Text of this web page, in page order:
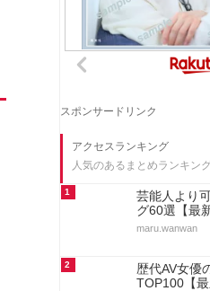
スポンサードリンク
アクセスランキング
人気のあるまとめランキン
1
芸能人より
グ60選【最
maru.wanwan
2
歴代AV女優
TOP100【最